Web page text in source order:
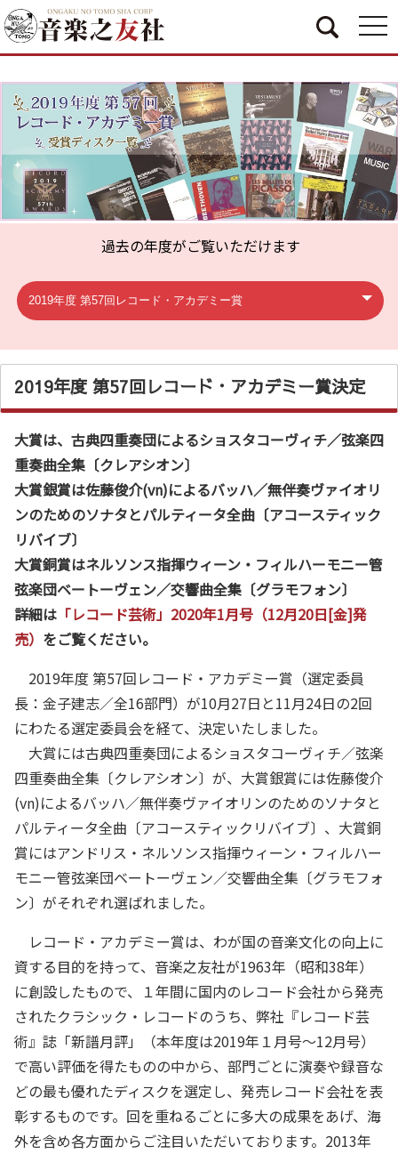
過去の年度がご覧いただけます
2019年度 第57回レコード・アカデミー賞決定
大賞は、古典四重奏団によるショスタコーヴィチ／弦楽四
重奏曲全集〔クレアシオン〕
大賞銀賞は佐藤俊介(vn)によるバッハ／無伴奏ヴァイオリ
ンのためのソナタとパルティータ全曲〔アコースティック
リバイブ〕
大賞銅賞はネルソンス指揮ウィーン・フィルハーモニー管
弦楽団ベートーヴェン／交響曲全集〔グラモフォン〕
詳細は 「レコード芸術」2020年1月号（12月20日[金]発
売） をご覧ください。
2019年度 第57回レコード・アカデミー賞（選定委員
長：金子建志／全16部門）が10月27日と11月24日の2回
にわたる選定委員会を経て、決定いたしました。
大賞には古典四重奏団によるショスタコーヴィチ／弦楽
四重奏曲全集〔クレアシオン〕が、大賞銀賞には佐藤俊介
(vn)によるバッハ／無伴奏ヴァイオリンのためのソナタと
パルティータ全曲〔アコースティックリバイブ〕、大賞銅
賞にはアンドリス・ネルソンス指揮ウィーン・フィルハー
モニー管弦楽団ベートーヴェン／交響曲全集〔グラモフォ
ン〕がそれぞれ選ばれました。
レコード・アカデミー賞は、わが国の音楽文化の向上に
資する目的を持って、音楽之友社が1963年（昭和38年）
に創設したもので、１年間に国内のレコード会社から発売
されたクラシック・レコードのうち、弊社『レコード芸
術』誌「新譜月評」（本年度は2019年１月号～12月号）
で高い評価を得たものの中から、部門ごとに演奏や録音な
どの最も優れたディスクを選定し、発売レコード会社を表
彰するものです。回を重ねるごとに多大の成果をあげ、海
外を含め各方面からご注目いただいております。2013年